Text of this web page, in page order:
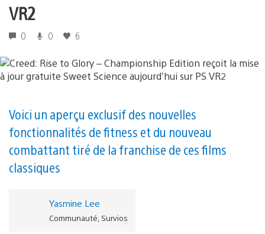
VR2
0 0 6
Voici un aperçu exclusif des nouvelles
fonctionnalités de fitness et du nouveau
combattant tiré de la franchise de ces films
classiques
Yasmine Lee
Communauté, Survios